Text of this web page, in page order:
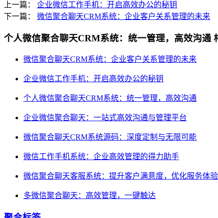
上一篇： 企业微信工作手机：开启高效办公的秘钥
下一篇： 微信聚合聊天CRM系统：企业客户关系管理的未来
个人微信聚合聊天CRM系统：统一管理，高效沟通
微信聚合聊天CRM系统：企业客户关系管理的未来
企业微信工作手机：开启高效办公的秘钥
个人微信聚合聊天CRM系统：统一管理，高效沟通
企业微信聚合聊天：一站式高效沟通与管理平台
微信聚合聊天CRM系统源码：深度定制与无限可能
微信工作手机系统：企业高效管理的得力助手
微信聚合聊天客服系统：提升客户满意度，优化服务体验
多微信聚合聊天：高效管理，一键触达